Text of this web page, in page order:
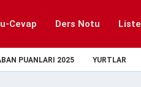
Cevap Ders Notu Liste
PUANLARI 2025 YURTLAR